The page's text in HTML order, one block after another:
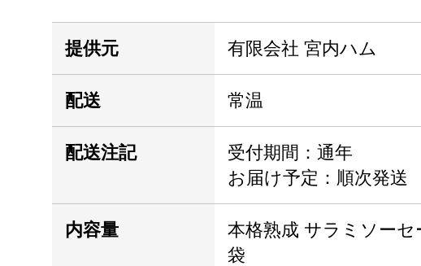
提供元 有限会社 宮内ハム
配送 常温
配送注記
受付期間：通年
お届け予定：順次発送
内容量
本格熟成 サラミソーセ
袋